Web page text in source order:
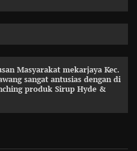
Masyarakat mekarjaya Kec.
sangat antusias dengan di
produk Sirup Hyde &